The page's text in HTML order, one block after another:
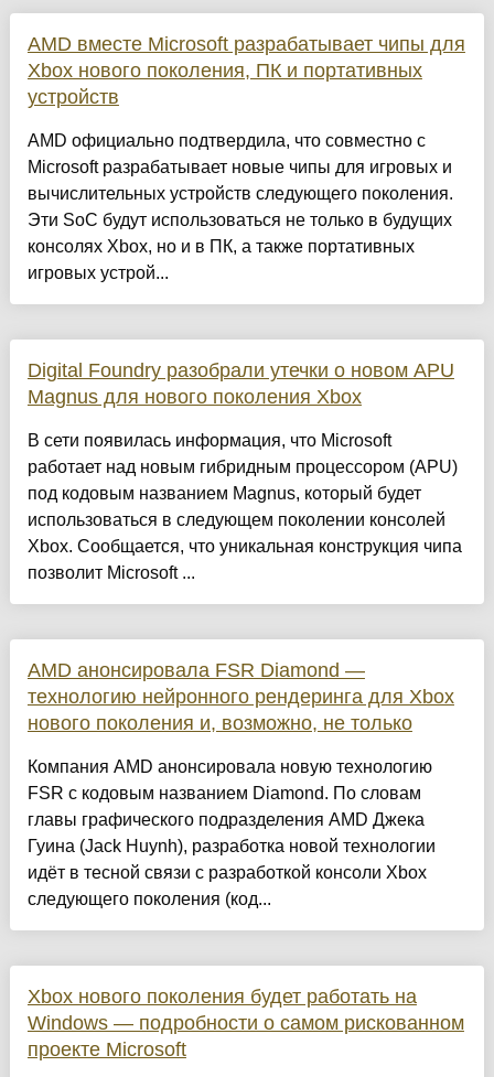
AMD вместе Microsoft разрабатывает чипы для
Xbox нового поколения, ПК и портативных
устройств
AMD официально подтвердила, что совместно с
Microsoft разрабатывает новые чипы для игровых и
вычислительных устройств следующего поколения.
Эти SoC будут использоваться не только в будущих
консолях Xbox, но и в ПК, а также портативных
игровых устрой...
Digital Foundry разобрали утечки о новом APU
Magnus для нового поколения Xbox
В сети появилась информация, что Microsoft
работает над новым гибридным процессором (APU)
под кодовым названием Magnus, который будет
использоваться в следующем поколении консолей
Xbox. Сообщается, что уникальная конструкция чипа
позволит Microsoft ...
AMD анонсировала FSR Diamond —
технологию нейронного рендеринга для Xbox
нового поколения и, возможно, не только
Компания AMD анонсировала новую технологию
FSR с кодовым названием Diamond. По словам
главы графического подразделения AMD Джека
Гуина (Jack Huynh), разработка новой технологии
идёт в тесной связи с разработкой консоли Xbox
следующего поколения (код...
Xbox нового поколения будет работать на
Windows — подробности о самом рискованном
проекте Microsoft